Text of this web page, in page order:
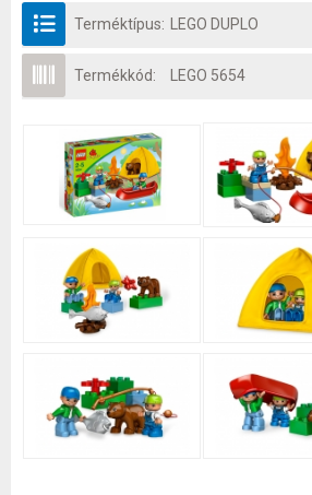
Terméktípus: LEGO DUPLO
Termékkód: LEGO 5654